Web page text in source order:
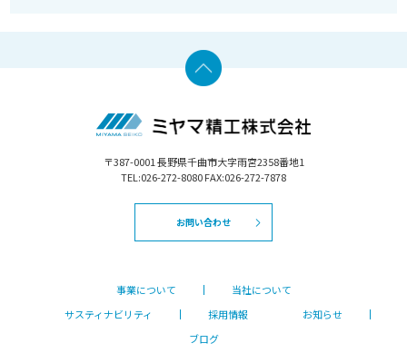
〒387-0001 長野県千曲市大字雨宮2358番地1
TEL:026-272-8080 FAX:026-272-7878
お問い合わせ
事業について
当社について
サスティナビリティ
採用情報
お知らせ
ブログ